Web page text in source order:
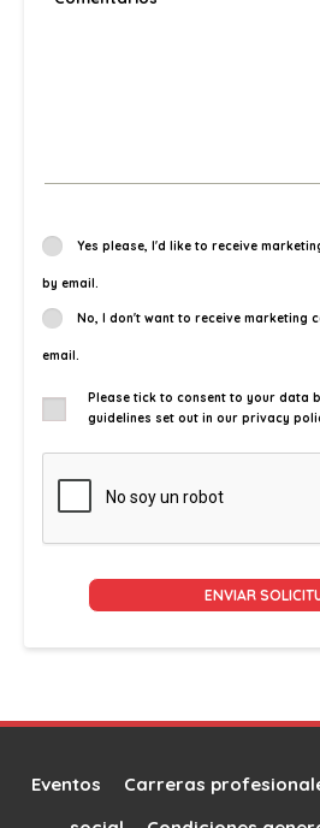
Yes please, I'd like to receive
by email.
No, I don't want to receive marketing
email.
Please tick to consent to your data
guidelines set out in our privacy
Eventos Carreras